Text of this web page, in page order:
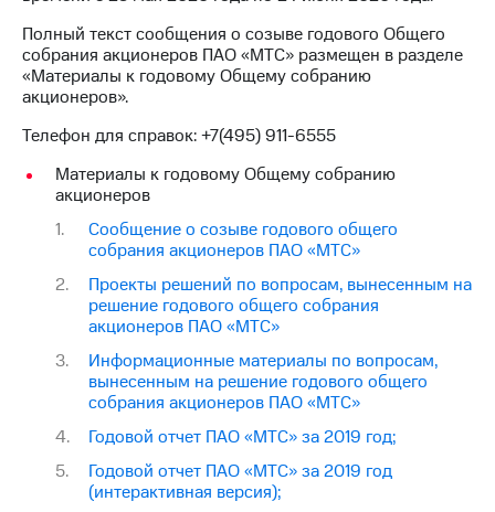
Полный текст сообщения о созыве годового Общего
собрания акционеров ПАО «МТС» размещен в разделе
«Материалы к годовому Общему собранию
акционеров».
Телефон для справок: +7(495) 911-6555
Материалы к годовому Общему собранию
акционеров
Сообщение о созыве годового общего
собрания акционеров ПАО «МТС»
Проекты решений по вопросам, вынесенным на
решение годового общего собрания
акционеров ПАО «МТС»
Информационные материалы по вопросам,
вынесенным на решение годового общего
собрания акционеров ПАО «МТС»
Годовой отчет ПАО «МТС» за 2019 год;
Годовой отчет ПАО «МТС» за 2019 год
(интерактивная версия);